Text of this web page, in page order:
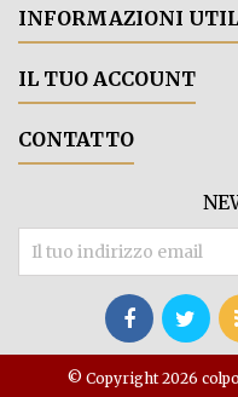
INFORMAZIONI
IL TUO ACCOUNT
CONTATTO
© Copyright 2026